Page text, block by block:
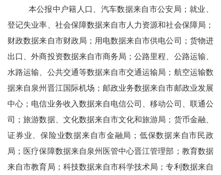
本公报中户籍人口、汽车数据来自市公安局；就业、
登记失业率、社会保障数据来自市人力资源和社会保障局；
财政数据来自市财政局；用电数据来自市供电公司；货物进
出口、外商投资数据来自市商务局；公路里程、公路运输、
水路运输、公共交通等数据来自市交通运输局；航空运输数
据来自泉州晋江国际机场；邮政业务数据来自市邮政业发展
中心；电信业务收入数据来自电信公司、移动公司、联通公
司；旅游数据、文化数据来自市文化和旅游局；货币金融、
证券业、保险业数据来自市金融局；低保数据来自市民政
局；医疗保障数据来自泉州医管中心晋江管理部；教育数据
来自市教育局；科技数据来自市科学技术局；专利数据来自